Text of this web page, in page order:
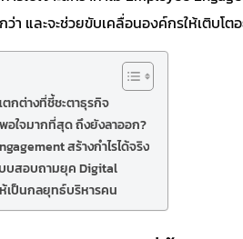
และจะช่วยขับเคลื่อนองค์กรให้เติบโต
กต่างที่ชี้ชะตาธุรกิจ
อใจมากที่สุด ถึงยังลาออก?
สร้างกำไรได้จริง
บสอบถามยุค Digital
เป็นกลยุทธ์บริหารคน